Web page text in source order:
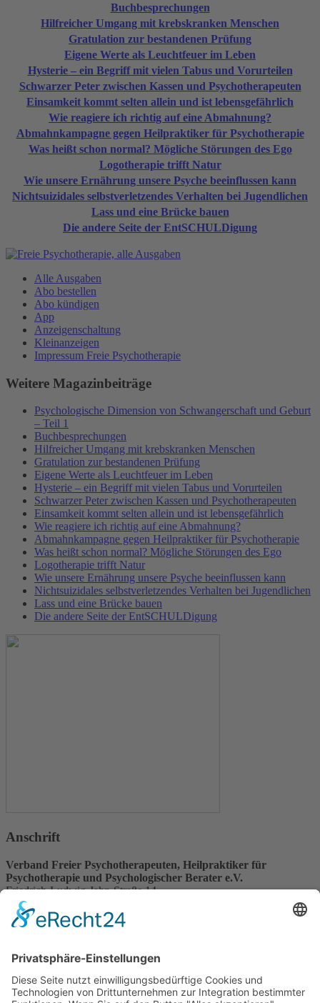
Buchbesprechungen
Hilfreicher Umgang mit krebskranken Menschen
Gratulation zur bestandenen Prüfung
Eigene Werte als Leuchtfeuer im Leben
Hysterie – ein Begriff mit vielen Tabus und Vorurteilen
Schwarzer Peter zwischen Kassen und Psychotherapeuten
Einsamkeit kommt selten allein und ist lebensgefährlich
Wie reagiere ich richtig auf eine Abmahnung?
Abmahnkampagne gegen Heilpraktiker für Psychotherapie
Was heißt schon normal? Mögliche Störungen des Ego
Logotherapie trifft Natur
Wie unsere Ernährung unsere Psyche beeinflussen kann
Nichtsuizidales selbstverletzendes Verhalten bei Jugendlichen
Lass und eine Brücke bauen
Die andere Seite der EntSCHULDigung
Alle Ausgaben
Abo bestellen
Abo kündigen
App
Anzeigenschaltung
Kleinanzeigen
Impressum Freie Psychotherapie
Weitere Magazinbeiträge
Psychologische Dimension von Schwangerschaft und Geburt
– Teil 1
Buchbesprechungen
Hilfreicher Umgang mit krebskranken Menschen
Gratulation zur bestandenen Prüfung
Eigene Werte als Leuchtfeuer im Leben
Hysterie – ein Begriff mit vielen Tabus und Vorurteilen
Schwarzer Peter zwischen Kassen und Psychotherapeuten
Einsamkeit kommt selten allein und ist lebensgefährlich
Wie reagiere ich richtig auf eine Abmahnung?
Abmahnkampagne gegen Heilpraktiker für Psychotherapie
Was heißt schon normal? Mögliche Störungen des Ego
Logotherapie trifft Natur
Wie unsere Ernährung unsere Psyche beeinflussen kann
Nichtsuizidales selbstverletzendes Verhalten bei Jugendlichen
Lass und eine Brücke bauen
Die andere Seite der EntSCHULDigung
Anschrift
Verband Freier Psychotherapeuten, Heilpraktiker für
Psychotherapie und Psychologischer Berater e.V.
Friedrich-Ludwig-Jahn-Straße 14
31582 Nienburg/Weser
Service-Team
05021-8650320
Diese E-Mail-Adresse ist vor Spambots geschützt! Zur Anzeige
muss JavaScript eingeschaltet sein.